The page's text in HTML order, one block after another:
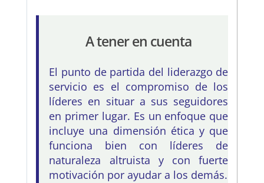
A tener en cuenta
El punto de partida del liderazgo de
servicio es el compromiso de los
líderes en situar a sus seguidores
en primer lugar. Es un enfoque que
incluye una dimensión ética y que
funciona bien con líderes de
naturaleza altruista y con fuerte
motivación por ayudar a los demás.